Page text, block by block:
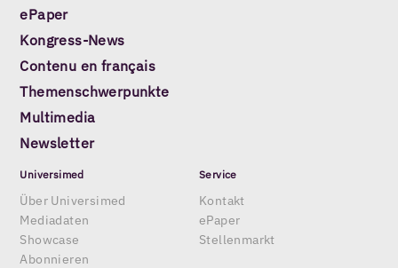
ePaper
Kongress-News
Contenu en français
Themenschwerpunkte
Multimedia
Newsletter
Universimed
Über Universimed
Mediadaten
Showcase
Abonnieren
Service
Kontakt
ePaper
Stellenmarkt